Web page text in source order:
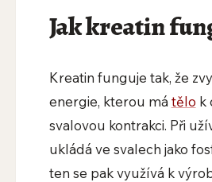
Jak kreatin
Kreatin funguje tak, že
energie, kterou má tělo k
svalovou kontrakci. Při
ukládá ve svalech jako
ten se pak využívá k